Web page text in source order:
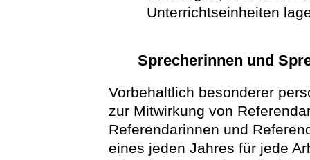
Unterrichtseinheiten
Sprecherinnen und
Vorbehaltlich besonderer
zur Mitwirkung von
Referendarinnen und
eines jeden Jahres für jede